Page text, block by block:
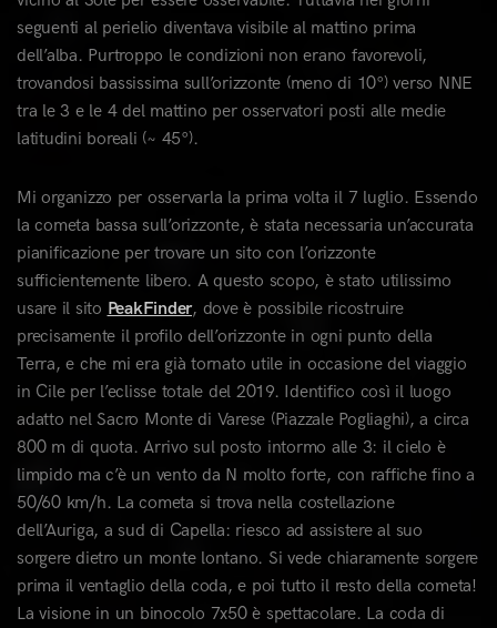
seguenti al perielio diventava visibile al mattino prima
dell’alba. Purtroppo le condizioni non erano favorevoli,
trovandosi bassissima sull’orizzonte (meno di 10°) verso NNE
tra le 3 e le 4 del mattino per osservatori posti alle medie
latitudini boreali (~ 45°).
Mi organizzo per osservarla la prima volta il 7 luglio. Essendo
la cometa bassa sull’orizzonte, è stata necessaria un’accurata
pianificazione per trovare un sito con l’orizzonte
sufficientemente libero. A questo scopo, è stato utilissimo
usare il sito PeakFinder, dove è possibile ricostruire
precisamente il profilo dell’orizzonte in ogni punto della
Terra, e che mi era già tornato utile in occasione del viaggio
in Cile per l’eclisse totale del 2019. Identifico così il luogo
adatto nel Sacro Monte di Varese (Piazzale Pogliaghi), a circa
800 m di quota. Arrivo sul posto intormo alle 3: il cielo è
limpido ma c’è un vento da N molto forte, con raffiche fino a
50/60 km/h. La cometa si trova nella costellazione
dell’Auriga, a sud di Capella: riesco ad assistere al suo
sorgere dietro un monte lontano. Si vede chiaramente sorgere
prima il ventaglio della coda, e poi tutto il resto della cometa!
La visione in un binocolo 7x50 è spettacolare. La coda di